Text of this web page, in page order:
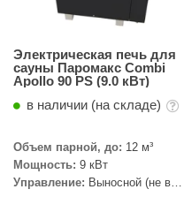
Электрическая печь для
сауны Паромакс Combi
Apollo 90 PS (9.0 кВт)
в наличии (на складе)
Объем парной, до: 12 м³
Мощность: 9 кВт
Управление: Выносной (не в